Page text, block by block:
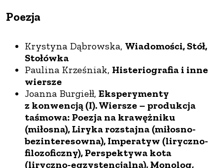
Poezja
Krystyna Dąbrowska, Wiadomości, Stół,
Stołówka
Paulina Krześniak, Histeriografia i inne
wiersze
Joanna Burgiełł, Eksperymenty
z konwencją (I). Wiersze – produkcja
taśmowa: Poezja na krawężniku
(miłosna), Liryka rozstajna (miłosno-
bezinteresowna), Imperatyw (liryczno-
filozoficzny), Perspektywa kota
(liryczno-egzystencjalna), Monolog,